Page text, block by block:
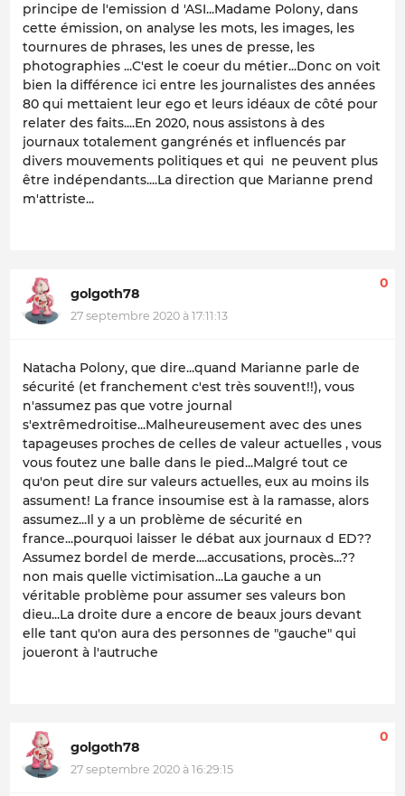
principe de l'emission d 'ASI...Madame Polony, dans
cette émission, on analyse les mots, les images, les
tournures de phrases, les unes de presse, les
photographies ...C'est le coeur du métier...Donc on voit
bien la différence ici entre les journalistes des années
80 qui mettaient leur ego et leurs idéaux de côté pour
relater des faits....En 2020, nous assistons à des
journaux totalement gangrénés et influencés par
divers mouvements politiques et qui ne peuvent plus
être indépendants....La direction que Marianne prend
m'attriste...
golgoth78
27 septembre 2020 à 17:11:13
0
Natacha Polony, que dire...quand Marianne parle de
sécurité (et franchement c'est très souvent!!), vous
n'assumez pas que votre journal
s'extrêmedroitise...Malheureusement avec des unes
tapageuses proches de celles de valeur actuelles , vous
vous foutez une balle dans le pied...Malgré tout ce
qu'on peut dire sur valeurs actuelles, eux au moins ils
assument! La france insoumise est à la ramasse, alors
assumez...Il y a un problème de sécurité en
france...pourquoi laisser le débat aux journaux d ED??
Assumez bordel de merde....accusations, procès...??
non mais quelle victimisation...La gauche a un
véritable problème pour assumer ses valeurs bon
dieu...La droite dure a encore de beaux jours devant
elle tant qu'on aura des personnes de "gauche" qui
joueront à l'autruche
golgoth78
27 septembre 2020 à 16:29:15
0